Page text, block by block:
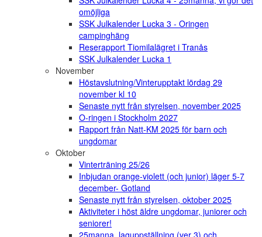
omöjliga
SSK Julkalender Lucka 3 - Oringen
campinghäng
Reserapport Tiomilalägret i Tranås
SSK Julkalender Lucka 1
November
Höstavslutning/Vinterupptakt lördag 29
november kl 10
Senaste nytt från styrelsen, november 2025
O-ringen i Stockholm 2027
Rapport från Natt-KM 2025 för barn och
ungdomar
Oktober
Vinterträning 25/26
Inbjudan orange-violett (och junior) läger 5-7
december- Gotland
Senaste nytt från styrelsen, oktober 2025
Aktiviteter i höst äldre ungdomar, juniorer och
seniorer!
25manna, laguppställning (ver 3) och